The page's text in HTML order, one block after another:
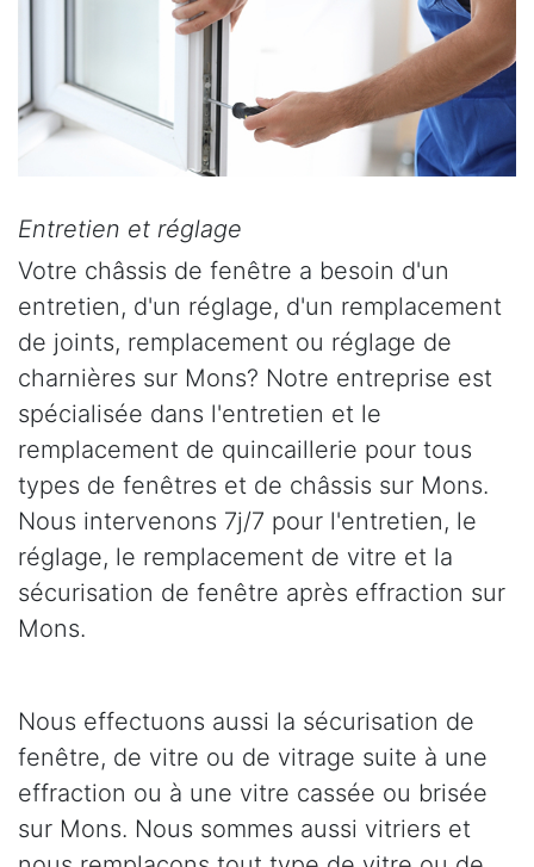
Entretien et réglage
Votre châssis de fenêtre a besoin d'un
entretien, d'un réglage, d'un remplacement
de joints, remplacement ou réglage de
charnières sur Mons? Notre entreprise est
spécialisée dans l'entretien et le
remplacement de quincaillerie pour tous
types de fenêtres et de châssis sur Mons.
Nous intervenons 7j/7 pour l'entretien, le
réglage, le remplacement de vitre et la
sécurisation de fenêtre après effraction sur
Mons.
Nous effectuons aussi la sécurisation de
fenêtre, de vitre ou de vitrage suite à une
effraction ou à une vitre cassée ou brisée
sur Mons. Nous sommes aussi vitriers et